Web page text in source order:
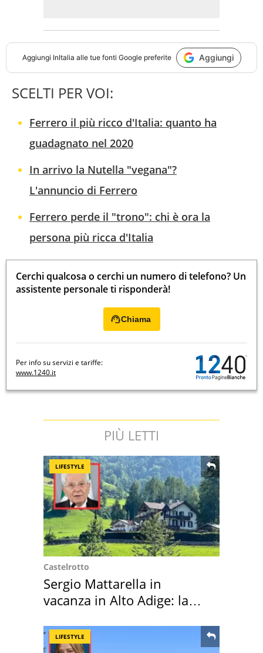
Aggiungi InItalia alle tue fonti Google preferite Aggiungi
SCELTI PER VOI:
Ferrero il più ricco d'Italia: quanto ha
guadagnato nel 2020
In arrivo la Nutella "vegana"?
L'annuncio di Ferrero
Ferrero perde il "trono": chi è ora la
persona più ricca d'Italia
Cerchi qualcosa o cerchi un numero di telefono? Un
assistente personale ti risponderà!
Chiama
Per info su servizi e tariffe:
www.1240.it
PIÙ LETTI
LIFESTYLE
Castelrotto
Sergio Mattarella in
vacanza in Alto Adige: la
LIFESTYLE